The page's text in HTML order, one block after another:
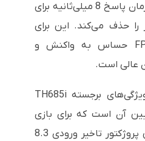
کند. TH685i بنکیو با زمان پاسخ 8 میلی‌ثانیه برای
را حذف می‌کند. این برای
ورزش های سریع، FPS حساس به واکنش و
عالی است.
تاخیر ورودی: یکی از ویژگی‌های برجسته TH685i
آن است که برای بازی
بسیار اهمیت دارد. این پروژکتور تاخیر ورودی 8.3